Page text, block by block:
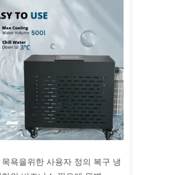
목욕을위한 사용자 정의 복구 냉